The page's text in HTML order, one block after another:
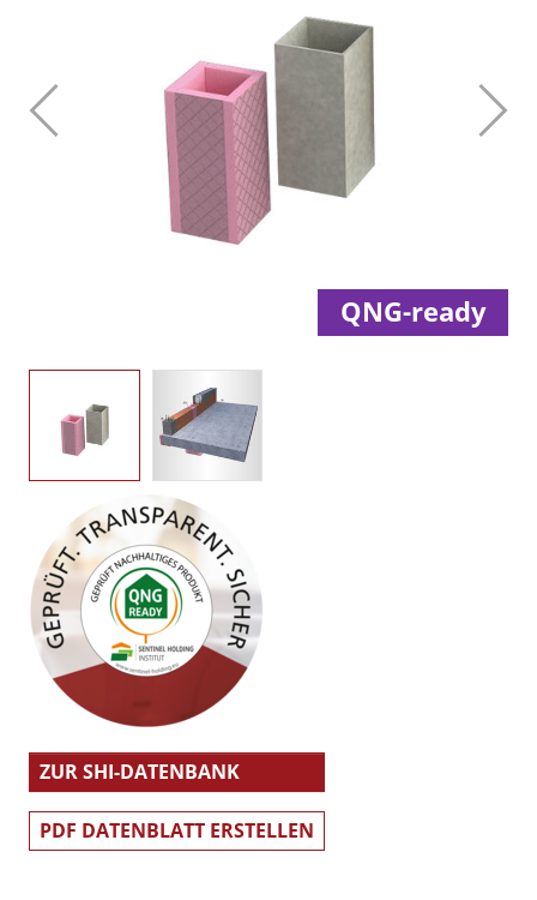
Zurück
QNG-ready
ZUR SHI-DATENBANK
PDF DATENBLATT ERSTELLEN